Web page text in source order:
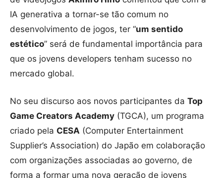
IA generativa a tornar-se tão comum no
desenvolvimento de jogos, ter “um sentido
estético” será de fundamental importância para
que os jovens developers tenham sucesso no
mercado global.
No seu discurso aos novos participantes da Top
Game Creators Academy (TGCA), um programa
criado pela CESA (Computer Entertainment
Supplier’s Association) do Japão em colaboração
com organizações associadas ao governo, de
forma a formar uma nova geração de jovens